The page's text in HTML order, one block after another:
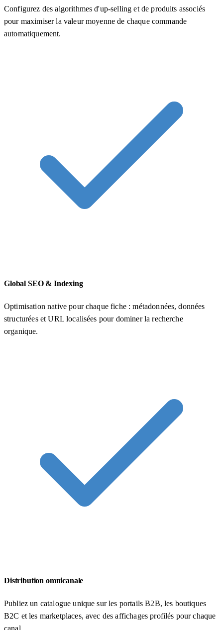
Configurez des algorithmes d'up-selling et de produits associés
pour maximiser la valeur moyenne de chaque commande
automatiquement.
Global SEO & Indexing
Optimisation native pour chaque fiche : métadonnées, données
structurées et URL localisées pour dominer la recherche
organique.
Distribution omnicanale
Publiez un catalogue unique sur les portails B2B, les boutiques
B2C et les marketplaces, avec des affichages profilés pour chaque